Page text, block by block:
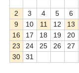
2
3 4 5 6
9
10 11 12 13
16
17 18 19 20
23
24 25 26 27
30
31